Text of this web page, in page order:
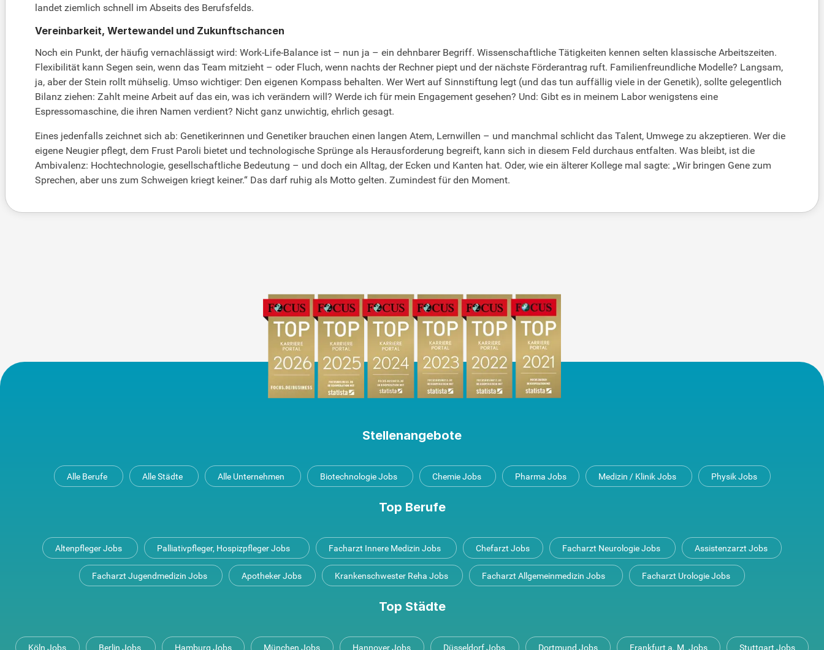
landet ziemlich schnell im Abseits des Berufsfelds.
Vereinbarkeit, Wertewandel und Zukunftschancen
Noch ein Punkt, der häufig vernachlässigt wird: Work-Life-Balance ist – nun ja – ein dehnbarer Begriff. Wissenschaftliche Tätigkeiten kennen selten klassische Arbeitszeiten.
Flexibilität kann Segen sein, wenn das Team mitzieht – oder Fluch, wenn nachts der Rechner piept und der nächste Förderantrag ruft. Familienfreundliche Modelle? Langsam,
ja, aber der Stein rollt mühselig. Umso wichtiger: Den eigenen Kompass behalten. Wer Wert auf Sinnstiftung legt (und das tun auffällig viele in der Genetik), sollte gelegentlich
Bilanz ziehen: Zahlt meine Arbeit auf das ein, was ich verändern will? Werde ich für mein Engagement gesehen? Und: Gibt es in meinem Labor wenigstens eine
Espressomaschine, die ihren Namen verdient? Nicht ganz unwichtig, ehrlich gesagt.
Eines jedenfalls zeichnet sich ab: Genetikerinnen und Genetiker brauchen einen langen Atem, Lernwillen – und manchmal schlicht das Talent, Umwege zu akzeptieren. Wer die
eigene Neugier pflegt, dem Frust Paroli bietet und technologische Sprünge als Herausforderung begreift, kann sich in diesem Feld durchaus entfalten. Was bleibt, ist die
Ambivalenz: Hochtechnologie, gesellschaftliche Bedeutung – und doch ein Alltag, der Ecken und Kanten hat. Oder, wie ein älterer Kollege mal sagte: „Wir bringen Gene zum
Sprechen, aber uns zum Schweigen kriegt keiner.“ Das darf ruhig als Motto gelten. Zumindest für den Moment.
Stellenangebote
Alle Berufe Alle Städte Alle Unternehmen Biotechnologie Jobs Chemie Jobs Pharma Jobs Medizin / Klinik Jobs Physik Jobs
Top Berufe
Altenpfleger Jobs Palliativpfleger, Hospizpfleger Jobs Facharzt Innere Medizin Jobs Chefarzt Jobs Facharzt Neurologie Jobs Assistenzarzt Jobs
Facharzt Jugendmedizin Jobs Apotheker Jobs Krankenschwester Reha Jobs Facharzt Allgemeinmedizin Jobs Facharzt Urologie Jobs
Top Städte
Köln Jobs Berlin Jobs Hamburg Jobs München Jobs Hannover Jobs Düsseldorf Jobs Dortmund Jobs Frankfurt a. M. Jobs Stuttgart Jobs